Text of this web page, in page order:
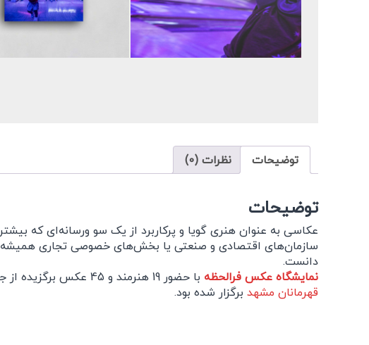
توضیحات نظرات (0)
توضیحات
عکاسی به عنوان هنری گویا و پرکاربرد از یک سو ورسانه‌ای که
سازمان‌های اقتصادی و صنعتی یا بخش‌های خصوصی تجاری همیشه
دانست.
نمایشگاه عکس فرالحظه با حضور 19 هنرمند و 45 عکس برگزیده از جشنواره عکس قهرمانان در گالری هیچا برپا شده است. این جشنواره در تابستان سال گذشته توسط
قهرمانان مشهد برگزار شده بود.